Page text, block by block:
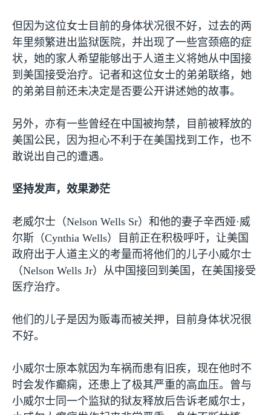
但因为这位女士目前的身体状况很不好，过去的两
年里频繁进出监狱医院，并出现了一些宫颈癌的症
状，她的家人希望能够出于人道主义将她从中国接
到美国接受治疗。记者和这位女士的弟弟联络，她
的弟弟目前还未决定是否要公开讲述她的故事。
另外，亦有一些曾经在中国被拘禁，目前被释放的
美国公民，因为担心不利于在美国找到工作，也不
敢说出自己的遭遇。
坚持发声，效果渺茫
老威尔士（Nelson Wells Sr）和他的妻子辛西娅·威
尔斯（Cynthia Wells）目前正在积极呼吁，让美国
政府出于人道主义的考量而将他们的儿子小威尔士
（Nelson Wells Jr）从中国接回到美国，在美国接受
医疗治疗。
他们的儿子是因为贩毒而被关押，目前身体状况很
不好。
小威尔士原本就因为车祸而患有旧疾，现在他时不
时会发作癫痫，还患上了极其严重的高血压。曾与
小威尔士同一个监狱的狱友释放后告诉老威尔士，